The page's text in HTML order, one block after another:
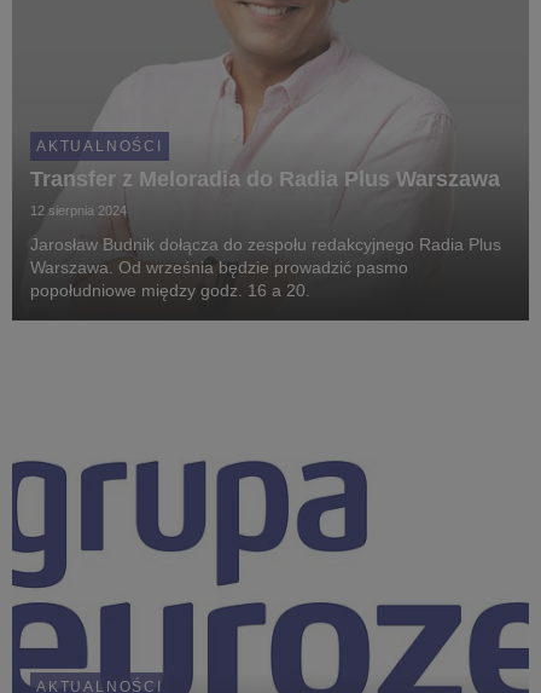
AKTUALNOŚCI
Transfer z Meloradia do Radia Plus Warszawa
12 sierpnia 2024
Jarosław Budnik dołącza do zespołu redakcyjnego Radia Plus
Warszawa. Od września będzie prowadzić pasmo
popołudniowe między godz. 16 a 20.
AKTUALNOŚCI